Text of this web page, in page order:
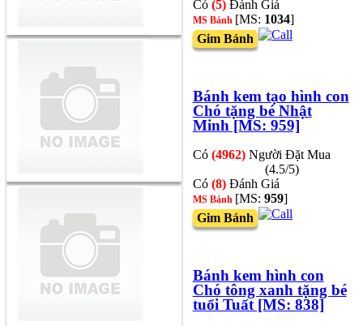
Có(5) Đánh Giá
MS Bánh [MS: 1034]
Gim Bánh
Bánh kem tạo hình con
Chó tặng bé Nhật
Minh [MS: 959]
Có (4962)Người Đặt Mua
(4.5/5)
Có(8) Đánh Giá
MS Bánh [MS: 959]
Gim Bánh
Bánh kem hình con
Chó tông xanh tặng bé
tuổi Tuất [MS: 838]